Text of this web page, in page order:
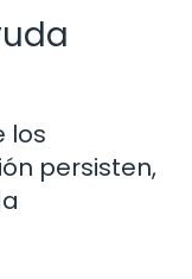
los
persisten,